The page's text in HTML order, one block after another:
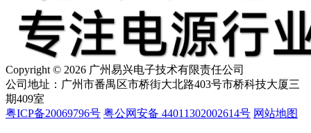
Copyright © 2026 广州易兴电子技术有限责任公司
公司地址：广州市番禺区市桥街大北路403号市桥科技大厦三
期409室
粤ICP备20069796号 粤公网安备 44011302002614号 网站地图